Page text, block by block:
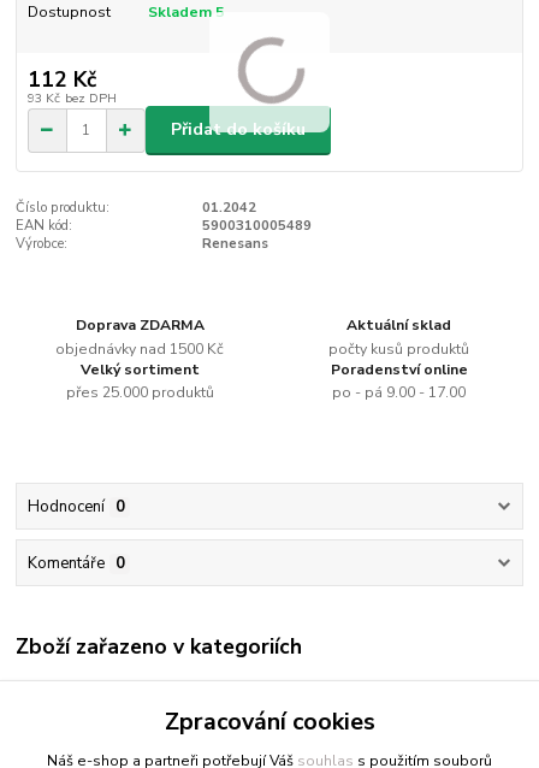
Dostupnost Skladem 5
112 Kč
93 Kč bez DPH
Přidat do košíku
Číslo produktu:
01.2042
EAN kód:
5900310005489
Výrobce:
Renesans
Doprava ZDARMA
objednávky nad 1500 Kč
Aktuální sklad
počty kusů produktů
Velký sortiment
přes 25.000 produktů
Poradenství online
po - pá 9.00 - 17.00
Hodnocení 0
Komentáře 0
Zboží zařazeno v kategoriích
Renesans
Olejové barvy jednotlivěZpracování cookies
Náš e-shop a partneři potřebují Váš souhlas s použitím souborů